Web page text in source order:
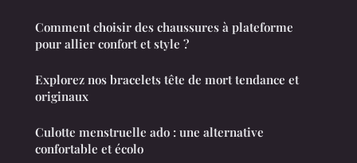
Comment choisir des chaussures à plateforme
pour allier confort et style ?
Explorez nos bracelets tête de mort tendance et
originaux
Culotte menstruelle ado : une alternative
confortable et écolo